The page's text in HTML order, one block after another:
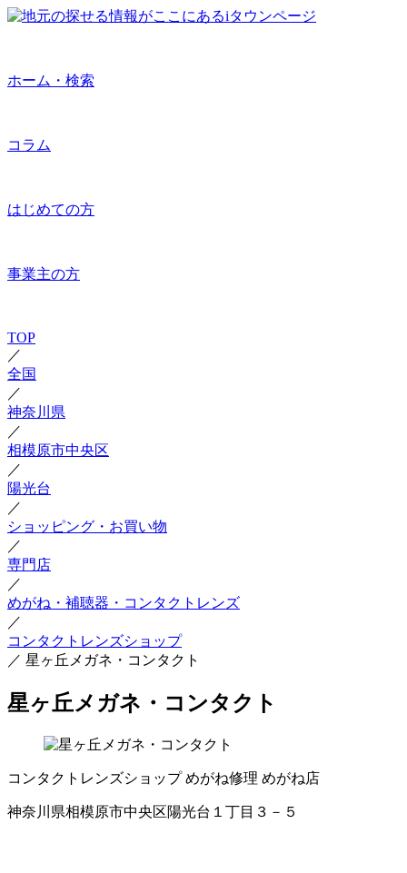
ホーム・検索
コラム
はじめての方
事業主の方
TOP
／
全国
／
神奈川県
／
相模原市中央区
／
陽光台
／
ショッピング・お買い物
／
専門店
／
めがね・補聴器・コンタクトレンズ
／
コンタクトレンズショップ
／ 星ヶ丘メガネ・コンタクト
星ヶ丘メガネ・コンタクト
コンタクトレンズショップ めがね修理 めがね店
神奈川県相模原市中央区陽光台１丁目３－５